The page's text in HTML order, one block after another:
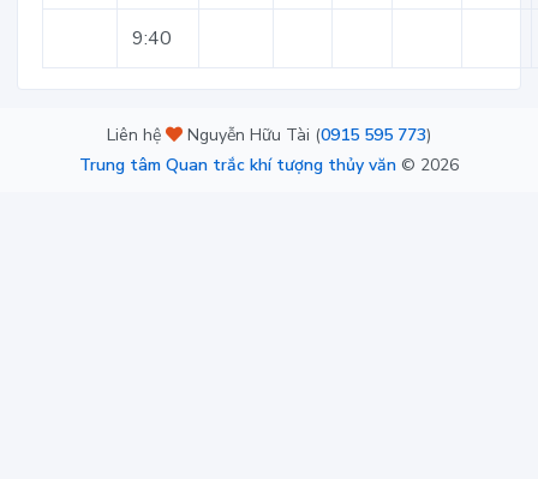
9:40
Liên hệ Nguyễn Hữu Tài (0915 595 773)
Trung tâm Quan trắc khí tượng thủy văn © 2026